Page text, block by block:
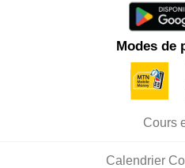
Modes de
Cours
Calendrier